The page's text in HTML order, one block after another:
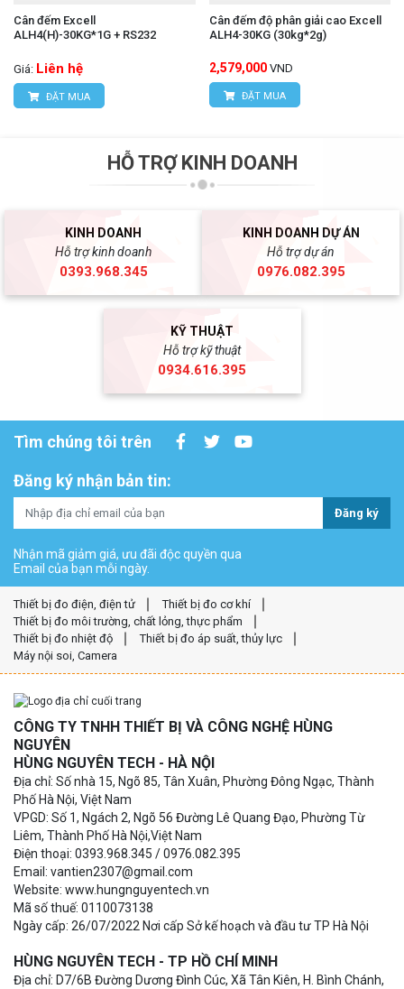
Cân đếm Excell
ALH4(H)-30KG*1G + RS232
Giá: Liên hệ
ĐẶT MUA
Cân đếm độ phân giải cao Excell
ALH4-30KG (30kg*2g)
2,579,000 VND
ĐẶT MUA
HỖ TRỢ KINH DOANH
KINH DOANH
Hỗ trợ kinh doanh
0393.968.345
KINH DOANH DỰ ÁN
Hỗ trợ dự án
0976.082.395
KỸ THUẬT
Hỗ trợ kỹ thuật
0934.616.395
Tìm chúng tôi trên
Đăng ký nhận bản tin:
Đăng ký
Nhận mã giảm giá, ưu đãi độc quyền qua
Email của bạn mỗi ngày.
Thiết bị đo điện, điện tử
Thiết bị đo cơ khí
Thiết bị đo môi trường, chất lỏng, thực phẩm
Thiết bị đo nhiệt độ
Thiết bị đo áp suất, thủy lực
Máy nội soi, Camera
CÔNG TY TNHH THIẾT BỊ VÀ CÔNG NGHỆ HÙNG
NGUYÊN
HÙNG NGUYÊN TECH - HÀ NỘI
Địa chỉ: Số nhà 15, Ngõ 85, Tân Xuân, Phường Đông Ngạc, Thành
Phố Hà Nội, Việt Nam
VPGD: Số 1, Ngách 2, Ngõ 56 Đường Lê Quang Đạo, Phường Từ
Liêm, Thành Phố Hà Nội,Việt Nam
Điện thoại: 0393.968.345 / 0976.082.395
Email: vantien2307@gmail.com
Website: www.hungnguyentech.vn
Mã số thuế: 0110073138
Ngày cấp: 26/07/2022 Nơi cấp Sở kế hoạch và đầu tư TP Hà Nội
HÙNG NGUYÊN TECH - TP HỒ CHÍ MINH
Địa chỉ: D7/6B Đường Dương Đình Cúc, Xã Tân Kiên, H. Bình Chánh,